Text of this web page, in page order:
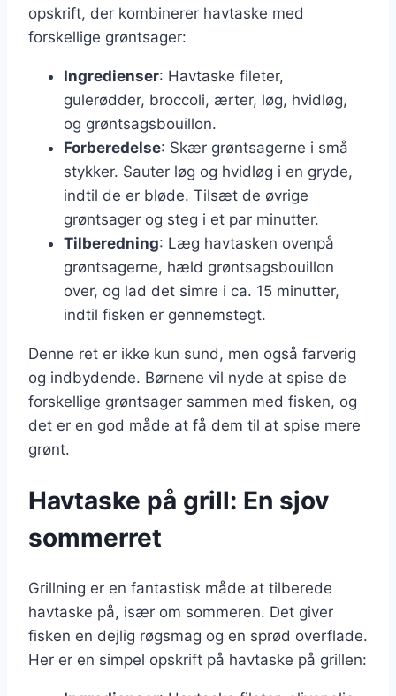
opskrift, der kombinerer havtaske med
forskellige grøntsager:
Ingredienser: Havtaske fileter,
gulerødder, broccoli, ærter, løg, hvidløg,
og grøntsagsbouillon.
Forberedelse: Skær grøntsagerne i små
stykker. Sauter løg og hvidløg i en gryde,
indtil de er bløde. Tilsæt de øvrige
grøntsager og steg i et par minutter.
Tilberedning: Læg havtasken ovenpå
grøntsagerne, hæld grøntsagsbouillon
over, og lad det simre i ca. 15 minutter,
indtil fisken er gennemstegt.
Denne ret er ikke kun sund, men også farverig
og indbydende. Børnene vil nyde at spise de
forskellige grøntsager sammen med fisken, og
det er en god måde at få dem til at spise mere
grønt.
Havtaske på grill: En sjov
sommerret
Grillning er en fantastisk måde at tilberede
havtaske på, især om sommeren. Det giver
fisken en dejlig røgsmag og en sprød overflade.
Her er en simpel opskrift på havtaske på grillen: